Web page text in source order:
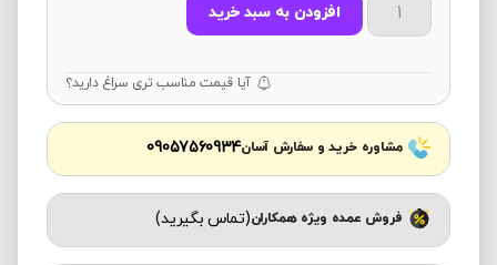
افزودن به سبد خرید
آیا قیمت مناسب تری سراغ دارید؟
مشاوره خرید و سفارش آسان09057560934
فروش عمده ویژه همکاران(تماس بگیرید)